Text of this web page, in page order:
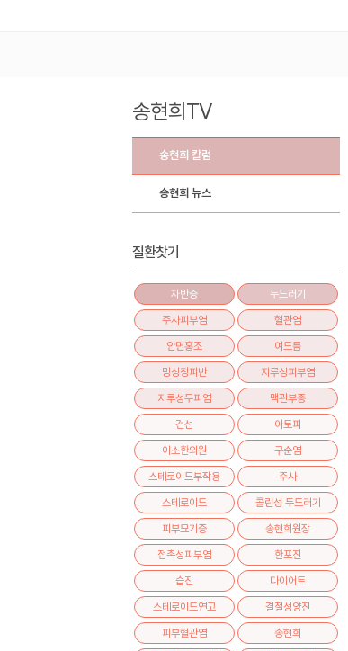
송현희TV
송현희 칼럼
송현희 뉴스
질환찾기
자반증 두드러기
주사피부염 혈관염
안면홍조 여드름
망상청피반 지루성피부염
지루성두피염 맥관부종
건선 아토피
이소한의원 구순염
스테로이드부작용 주사
스테로이드 콜린성 두드러기
피부묘기증 송현희원장
접촉성피부염 한포진
습진 다이어트
스테로이드연고 결절성양진
피부혈관염 송현희